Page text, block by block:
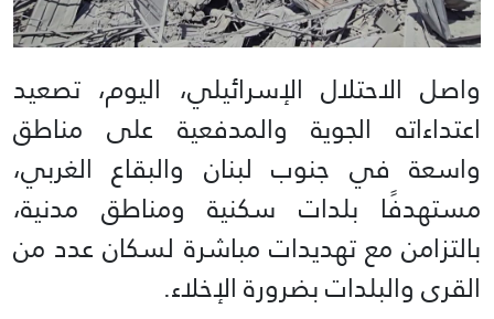
واصل الاحتلال الإسرائيلي، اليوم، تصعيد
اعتداءاته الجوية والمدفعية على مناطق
واسعة في جنوب لبنان والبقاع الغربي،
مستهدفًا بلدات سكنية ومناطق مدنية،
بالتزامن مع تهديدات مباشرة لسكان عدد من
القرى والبلدات بضرورة الإخلاء.